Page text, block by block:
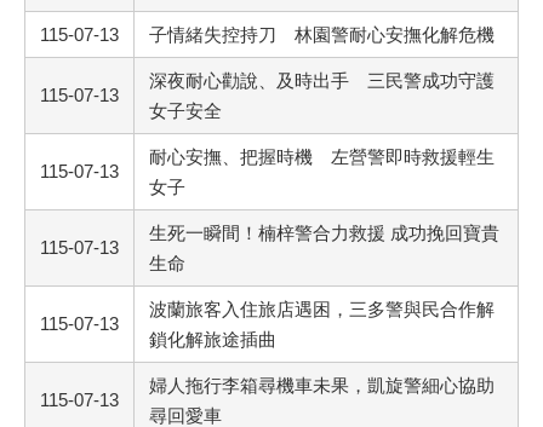
115-07-13 子情緒失控持刀 林園警耐心安撫化解危機
115-07-13
深夜耐心勸說、及時出手 三民警成功守護
女子安全
115-07-13
耐心安撫、把握時機 左營警即時救援輕生
女子
115-07-13
生死一瞬間！楠梓警合力救援 成功挽回寶貴
生命
115-07-13
波蘭旅客入住旅店遇困，三多警與民合作解
鎖化解旅途插曲
115-07-13
婦人拖行李箱尋機車未果，凱旋警細心協助
尋回愛車